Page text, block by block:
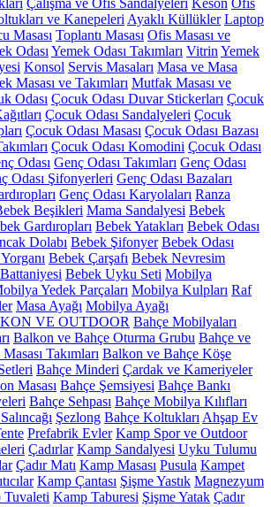
Çalışma ve Ofis Sandalyeleri Keson Ofis
ve Kanepeleri Ayaklı Küllükler Laptop
Masası Toplantı Masası Ofis Masası ve
Odası Yemek Odası Takımları Vitrin Yemek
Konsol Servis Masaları Masa ve Masa
Masası ve Takımları Mutfak Masası ve
Odası Çocuk Odası Duvar Stickerları Çocuk
Çocuk Odası Sandalyeleri Çocuk
Çocuk Odası Masası Çocuk Odası Bazası
Çocuk Odası Komodini Çocuk Odası
Odası Genç Odası Takımları Genç Odası
Odası Şifonyerleri Genç Odası Bazaları
Genç Odası Karyolaları Ranza
Beşikleri Mama Sandalyesi Bebek
Gardıropları Bebek Yatakları Bebek Odası
Dolabı Bebek Şifonyer Bebek Odası
Bebek Çarşafı Bebek Nevresim
Bebek Uyku Seti Mobilya
Yedek Parçaları Mobilya Kulpları Raf
Masa Ayağı Mobilya Ayağı
VE OUTDOOR Bahçe Mobilyaları
Balkon ve Bahçe Oturma Grubu Bahçe ve
Takımları Balkon ve Bahçe Köşe
Bahçe Minderi Çardak ve Kameriyeler
Masası Bahçe Şemsiyesi Bahçe Bankı
Bahçe Sehpası Bahçe Mobilya Kılıfları
Şezlong Bahçe Koltukları Ahşap Ev
Prefabrik Evler Kamp Spor ve Outdoor
Çadırlar Kamp Sandalyesi Uyku Tulumu
Çadır Matı Kamp Masası Pusula Kampet
Kamp Çantası Şişme Yastık Magnezyum
Tuvaleti Kamp Taburesi Şişme Yatak Çadır